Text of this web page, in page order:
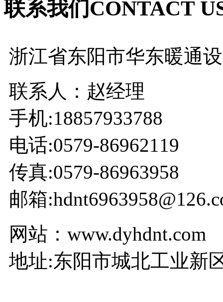
联系我们CONTACT
浙江省东阳市华东暖通
联系人：赵经理
手机:18857933788
电话:0579-86962119
传真:0579-86963958
邮箱
网站：www.dyhdnt.com
地址:东阳市城北工业新